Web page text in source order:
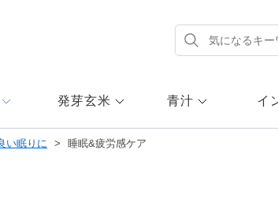
発芽玄米 青汁 イ
い眠りに 睡眠&疲労感ケア